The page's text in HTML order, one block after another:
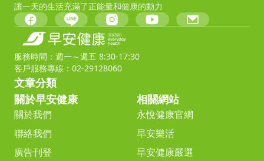
讓一天的生活充滿了正能量和健康的動力
服務時間：週一～週五 8:30-17:30
客戶服務專線：02-29128060
文章分類
關於早安健康
關於我們
聯絡我們
廣告刊登
相關網站
永悅健康官網
早安樂活
早安健康嚴選